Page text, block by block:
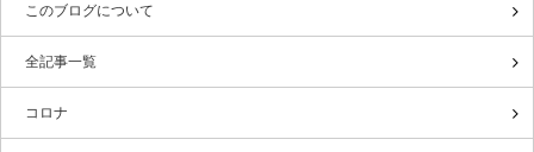
このブログについて
全記事一覧
コロナ